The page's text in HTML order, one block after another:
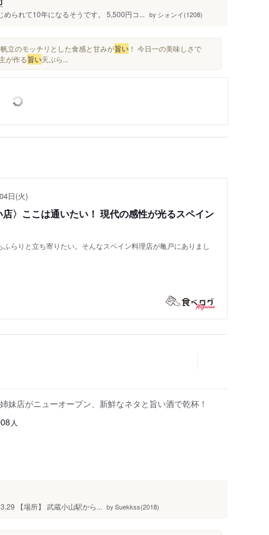
られて10年になるそうです。 5,500円コ... by シォンイ(1208)
立のモッチリとした食感と甘みが旨い ！ 今日一の美味しさで
が作る旨い天ぷら...
日(火)
店〉ここは通いたい！ 現代の感性が光るスペイン
らりと立ち寄りたい。そんなスペイン料理店が亀戸にありまし
妹店がニューオープン、新鮮なネタと旨い酒で乾杯！
人
【場所】 武蔵小山駅から... by Suekkss(2018)